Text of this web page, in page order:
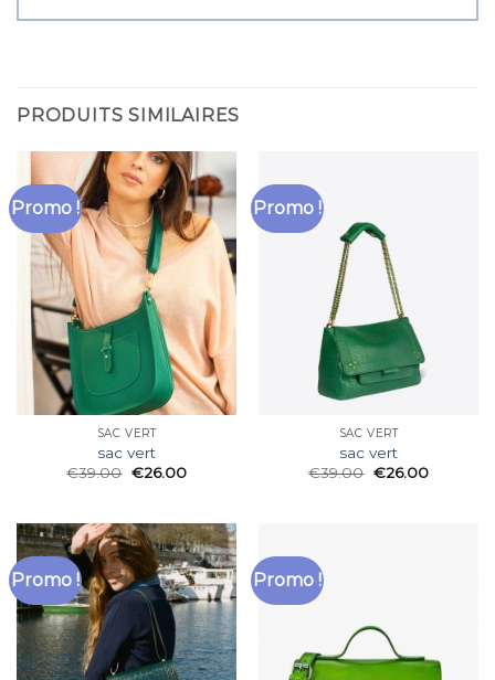
PRODUITS SIMILAIRES
Promo !
SAC VERT
sac vert
€39.00 €26.00
Promo !
SAC VERT
sac vert
€39.00 €26.00
Promo ! Promo !